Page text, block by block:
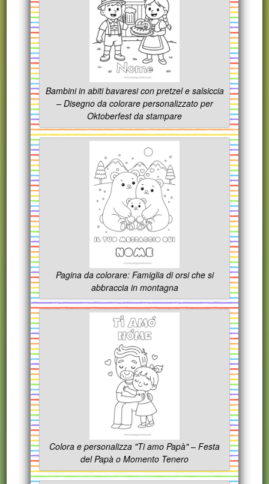
Bambini in abiti bavaresi con pretzel e salsiccia
– Disegno da colorare personalizzato per
Oktoberfest da stampare
Pagina da colorare: Famiglia di orsi che si
abbraccia in montagna
Colora e personalizza "Ti amo Papà" – Festa
del Papà o Momento Tenero